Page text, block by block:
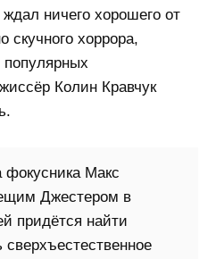
ничего хорошего от
скучного хоррора,
популярных
Колин Кравчук
фокусника Макс
Джестером в
придётся найти
сверхъестественное